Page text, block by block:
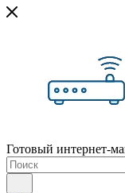
Готовый интернет-